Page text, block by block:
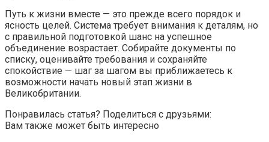
Путь к жизни вместе — это прежде всего порядок и
ясность целей. Система требует внимания к деталям, но
с правильной подготовкой шанс на успешное
объединение возрастает. Собирайте документы по
списку, оценивайте требования и сохраняйте
спокойствие — шаг за шагом вы приближаетесь к
возможности начать новый этап жизни в
Великобритании.
Понравилась статья? Поделиться с друзьями:
Вам также может быть интересно